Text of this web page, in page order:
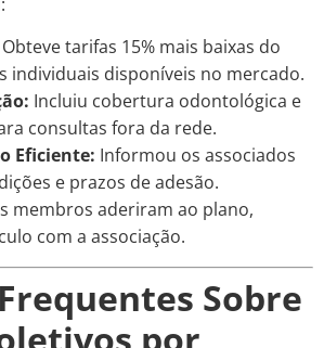
Obteve tarifas 15% mais baixas do
individuais disponíveis no mercado.
Incluiu cobertura odontológica e
consultas fora da rede.
Eficiente: Informou os associados
e prazos de adesão.
membros aderiram ao plano,
com a associação.
Sobre
por